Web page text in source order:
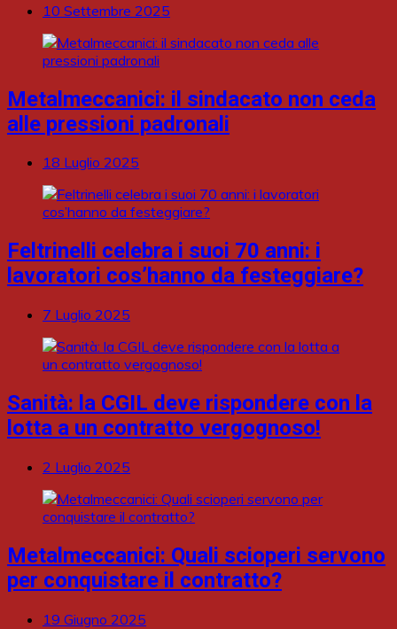
10 Settembre 2025
Metalmeccanici: il sindacato non ceda
alle pressioni padronali
18 Luglio 2025
Feltrinelli celebra i suoi 70 anni: i
lavoratori cos’hanno da festeggiare?
7 Luglio 2025
Sanità: la CGIL deve rispondere con la
lotta a un contratto vergognoso!
2 Luglio 2025
Metalmeccanici: Quali scioperi servono
per conquistare il contratto?
19 Giugno 2025